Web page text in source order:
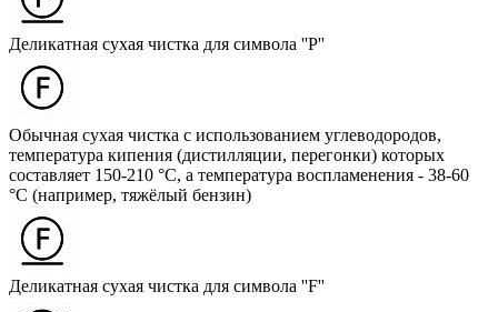
Деликатная сухая чистка для символа ''P''
Обычная сухая чистка с использованием углеводородов,
температура кипения (дистилляции, перегонки) которых
составляет 150-210 °C, а температура воспламенения - 38-60
°C (например, тяжёлый бензин)
Деликатная сухая чистка для символа ''F''